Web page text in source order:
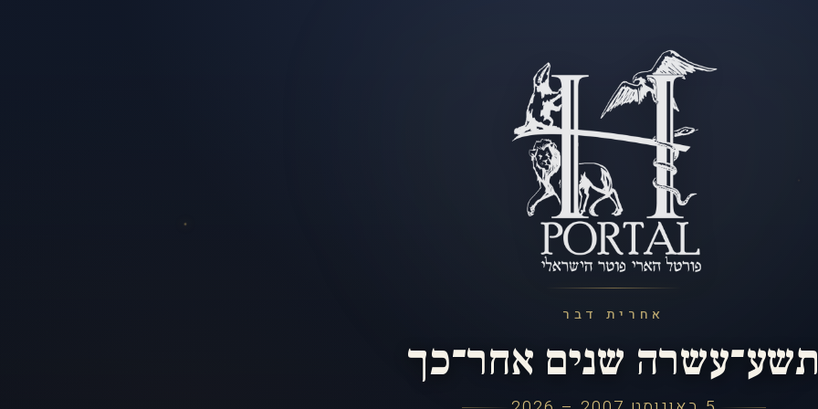
אחרית דבר
שנים אחר־כך